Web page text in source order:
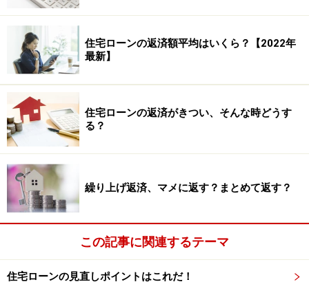
住宅ローンの返済額平均はいくら？【2022年
最新】
住宅ローンの返済がきつい、そんな時どうす
る？
繰り上げ返済、マメに返す？まとめて返す？
この記事に関連するテーマ
住宅ローンの見直しポイントはこれだ！